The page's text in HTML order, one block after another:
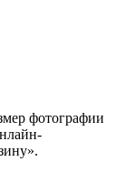
фотографии